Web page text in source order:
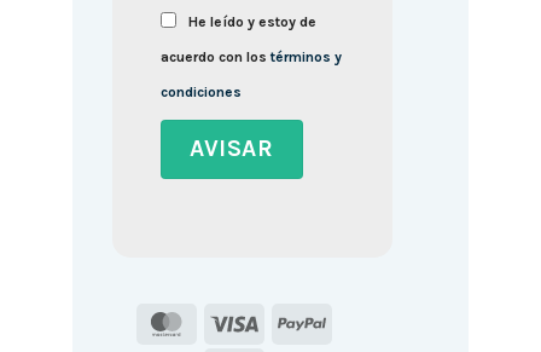
He leído y estoy de
acuerdo con lostérminos y
condiciones
MasterCard
Visa
PayPal